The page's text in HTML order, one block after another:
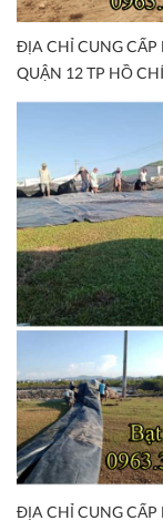
ĐỊA CHỈ CUNG CẤP
QUẬN 12 TP HỒ
ĐỊA CHỈ CUNG CẤP